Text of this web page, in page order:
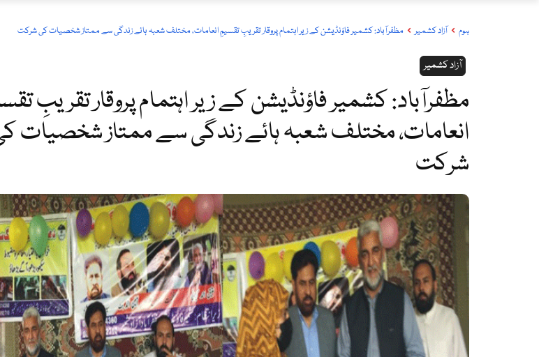
ہوم آزاد کشمیر مظفرآباد: کشمیر فاؤنڈیشن کے زیر اہتمام پروقار تقریبِ تقسیمِ انعامات، مختلف شعبہ ہائے زندگی سے ممتاز شخصیات کی شرکت
آزاد کشمیر
مظفرآباد: کشمیر فاؤنڈیشن کے زیر اہتمام پروقار تقریبِ
انعامات، مختلف شعبہ ہائے زندگی سے ممتاز شخصیات
شرکت